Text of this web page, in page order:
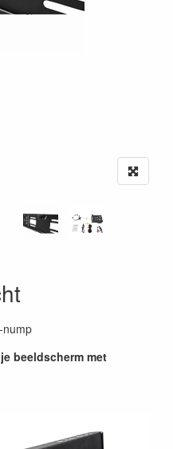
nump
beeldscherm met